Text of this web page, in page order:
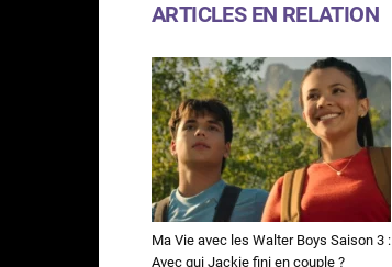
ARTICLES EN RELATION
Ma Vie avec les Walter Boys Saison 3 :
Avec qui Jackie fini en couple ?